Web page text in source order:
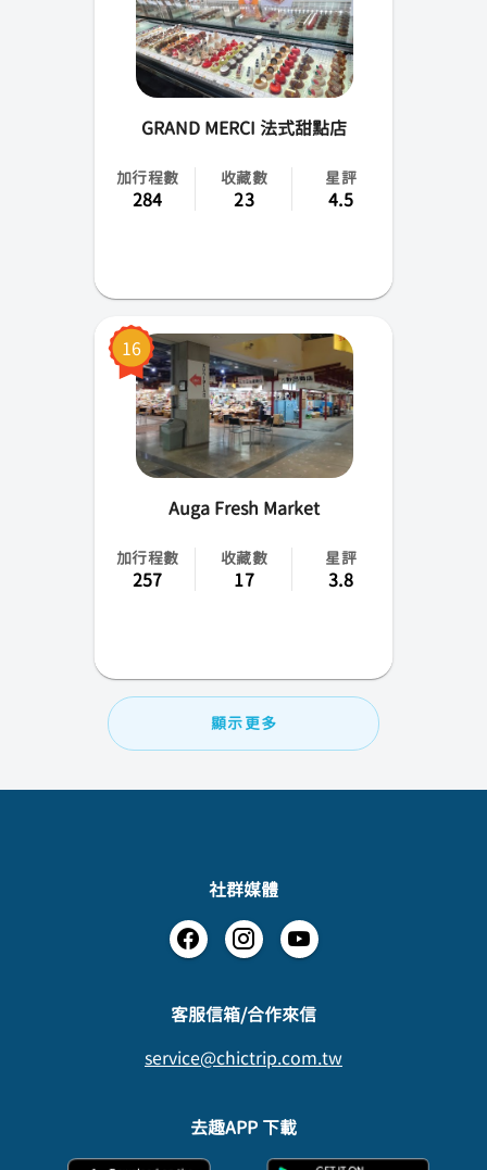
GRAND MERCI 法式甜點店
加行程數
284
收藏數
23
星評
4.5
16
Auga Fresh Market
加行程數
257
收藏數
17
星評
3.8
顯示更多
社群媒體
​客服信箱/合作來信
service@chictrip.com.tw
去趣APP 下載